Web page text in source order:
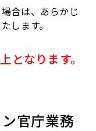
合は、あらかじ
します。
なります。
官庁業務